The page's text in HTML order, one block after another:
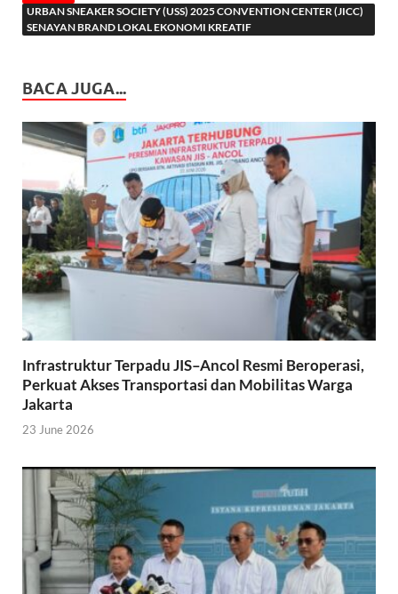
URBAN SNEAKER SOCIETY (USS) 2025 CONVENTION CENTER (JICC)
SENAYAN BRAND LOKAL EKONOMI KREATIF
BACA JUGA...
Infrastruktur Terpadu JIS–Ancol Resmi Beroperasi,
Perkuat Akses Transportasi dan Mobilitas Warga
Jakarta
23 June 2026